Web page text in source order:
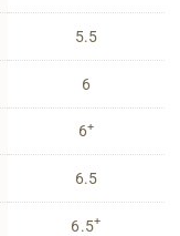
5.5
6
6+
6.5
6.5+